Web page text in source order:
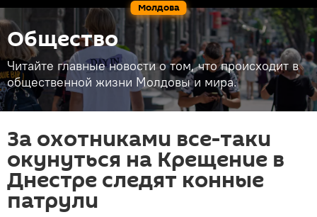
Молдова
Общество
Читайте главные новости о том, что происходит в
общественной жизни Молдовы и мира.
За охотниками все-таки
окунуться на Крещение в
Днестре следят конные
патрули